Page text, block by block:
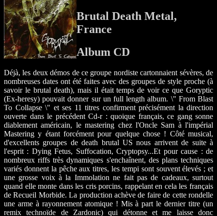
Brutal Death Metal,
France
Album CD
Déjà, les deux démos de ce groupe nordiste cartonnaient sévères, de
nombreuses dates ont été faites avec des groupes de style proche (à
savoir le brutal death), mais il était temps de voir ce que Goryptic
(Ex-heresy) pouvait donner sur un full length album. \" From Blast
To Collapse \" et ses 11 titres confirment précisément la direction
ouverte dans le précédent Cd-r : quoique français, ce gang sonne
diablement américain, le mastering chez l'Oncle Sam à l'impérial
Mastering y étant forcément pour quelque chose ! Côté musical,
d'excellents groupes de death brutal US nous arrivent de suite à
l'esprit : Dying Fetus, Suffocation, Cryptopsy...Et pour cause : de
nombreux riffs très dynamiques s'enchaînent, des plans techniques
variés donnent la pêche aux titres, les tempi sont souvent élevés ; et
une grosse voix à la Immolation ne fait pas de cadeaux, surtout
quand elle monte dans les cris porcins, rappelant en cela les français
de Recueil Morbide. La production achève de faire de cette rondelle
une arme à rayonnement atomique ! Mis à part le dernier titre (un
remix technoïde de Zardonic) qui détonne et me laisse donc